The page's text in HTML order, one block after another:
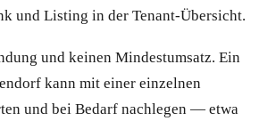
und Listing in der Tenant-Übersicht.
und keinen Mindestumsatz. Ein
kann mit einer einzelnen
und bei Bedarf nachlegen — etwa